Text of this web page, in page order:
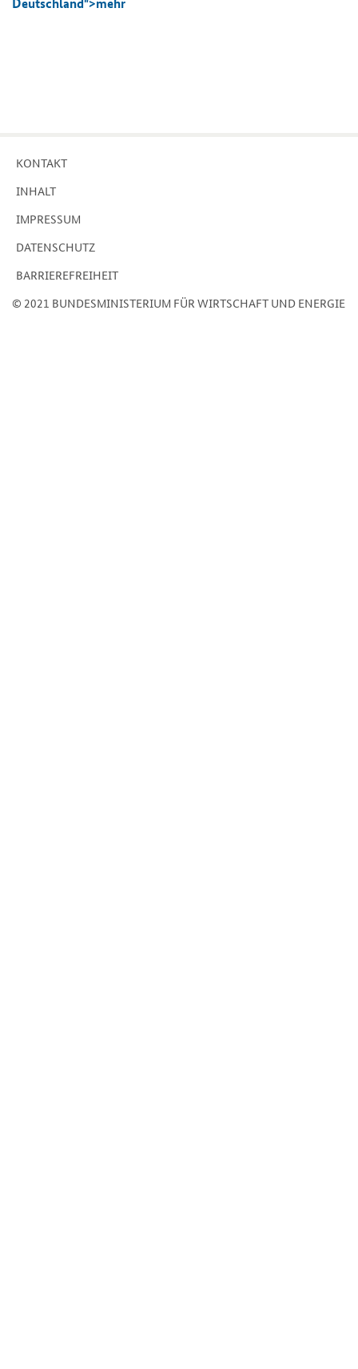
KON­TAKT
IN­HALT
IM­PRES­SUM
DA­TEN­SCHUTZ
BAR­RIE­RE­FREI­HEIT
© 2021 BUN­DES­MI­NIS­TE­RI­UM FÜR WIRT­SCHAFT UND EN­ER­GIE